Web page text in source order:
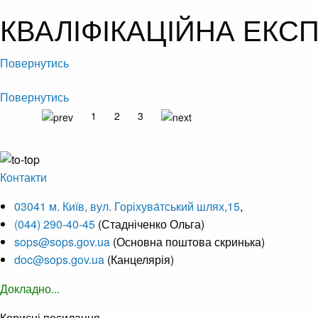
КВАЛІФІКАЦІЙНА
Повернутись
Повернутись
1 2 3
Контакти
03041 м. Київ, вул. Горіхува́тський шлях,15,
(044) 290-40-45 (Стадніченко Ольга)
sops@sops.gov.ua (Основна поштова скринька)
doc@sops.gov.ua (Канцелярія)
Докладно...